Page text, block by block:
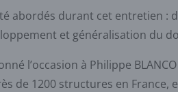
abordés durant cet entretien :
et généralisation du
l’occasion à Philippe
1200 structures en France,